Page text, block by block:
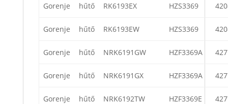
Gorenje hűtő RK6193EX HZS3369
Gorenje hűtő RK6193EW HZS3369
Gorenje hűtő NRK6191GW HZF3369A
Gorenje hűtő NRK6191GX HZF3369A
Gorenje hűtő NRK6192TW HZF3369E